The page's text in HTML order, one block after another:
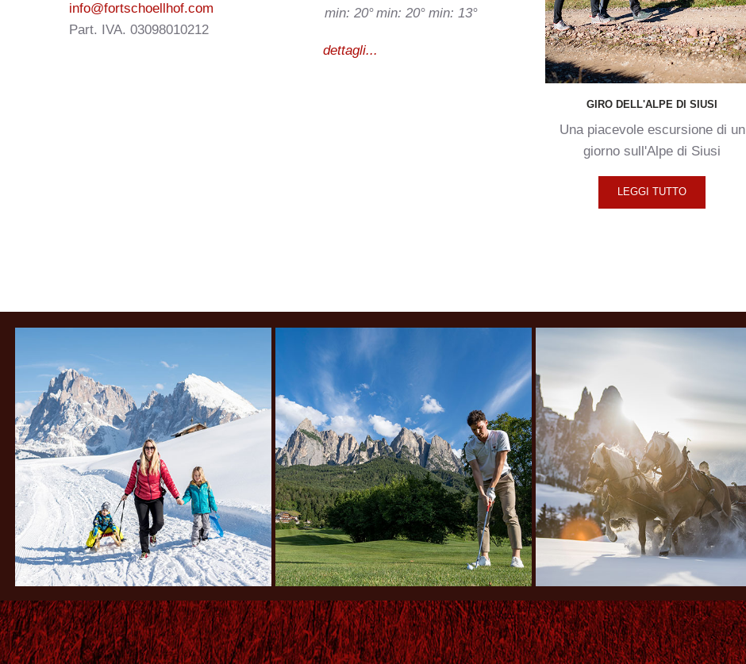
info@fortschoellhof.com
Part. IVA. 03098010212
min: 20°min: 20° min: 13°
dettagli...
GIRO DELL'ALPE DI SIUSI
Una piacevole escursione di un
giorno sull'Alpe di Siusi
LEGGI TUTTO